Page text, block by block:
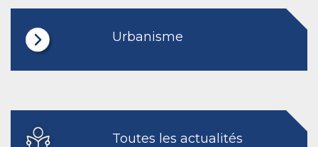
Urbanisme
Toutes les actualités